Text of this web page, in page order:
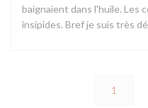
baignaient dans l'huile. Les
insipides. Bref je suis très
1